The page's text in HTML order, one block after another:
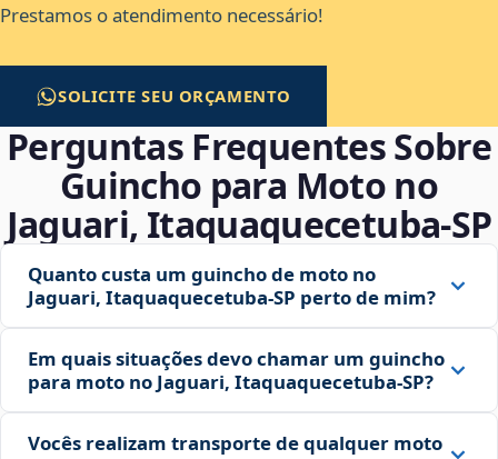
Prestamos o atendimento necessário!
SOLICITE SEU ORÇAMENTO
Perguntas Frequentes Sobre
Guincho para Moto no
Jaguari, Itaquaquecetuba‑SP
Quanto custa um guincho de moto no
Jaguari, Itaquaquecetuba‑SP perto de mim?
Em quais situações devo chamar um guincho
para moto no Jaguari, Itaquaquecetuba‑SP?
Vocês realizam transporte de qualquer moto